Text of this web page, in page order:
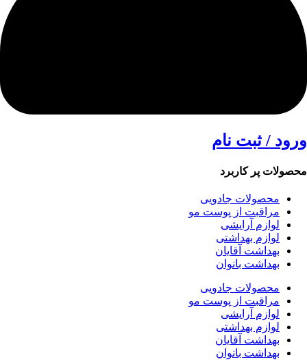
ورود / ثبت نام
محصولات پر کاربرد
محصولات جادویی
مراقبت از پوست مو
لوازم آرایشی
لوازم بهداشتی
بهداشت آقایان
بهداشت بانوان
محصولات جادویی
مراقبت از پوست مو
لوازم آرایشی
لوازم بهداشتی
بهداشت آقایان
بهداشت بانوان